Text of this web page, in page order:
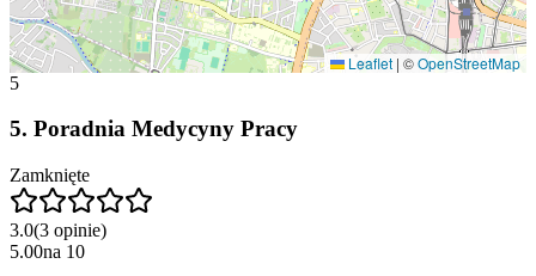
Leaflet | ©OpenStreetMap
5
5. Poradnia Medycyny Pracy
Zamknięte
3.0(3 opinie)
5.00na 10